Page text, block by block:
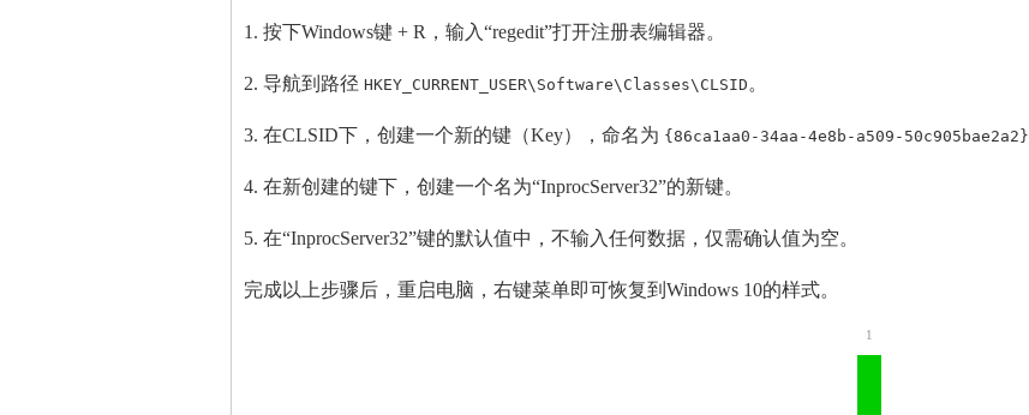
1. 按下Windows键 + R，输入“regedit”打开注册表编辑器。
2. 导航到路径 HKEY_CURRENT_USER\Software\Classes\CLSID 。
3. 在CLSID下，创建一个新的键（Key），命名为 {86ca1aa0-34aa-4e8b-a509-50c905bae2a2}
4. 在新创建的键下，创建一个名为“InprocServer32”的新键。
5. 在“InprocServer32”键的默认值中，不输入任何数据，仅需确认值为空。
完成以上步骤后，重启电脑，右键菜单即可恢复到Windows 10的样式。
1